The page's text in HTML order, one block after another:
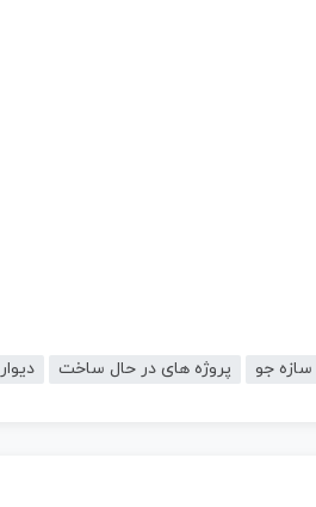
سازه جو پروژه های در حال ساخت دیوار